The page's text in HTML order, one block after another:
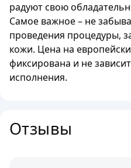
радуют свою
Самое важное – не
проведения процедуры,
кожи. Цена на
фиксирована и не
исполнения.
Отзывы